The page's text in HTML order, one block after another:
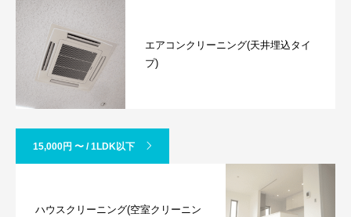
エアコンクリーニング(天井埋込タイ
プ)
15,000円 〜 / 1LDK以下
ハウスクリーニング(空室クリーニン